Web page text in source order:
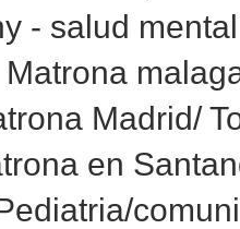
- salud
Madrid/
en